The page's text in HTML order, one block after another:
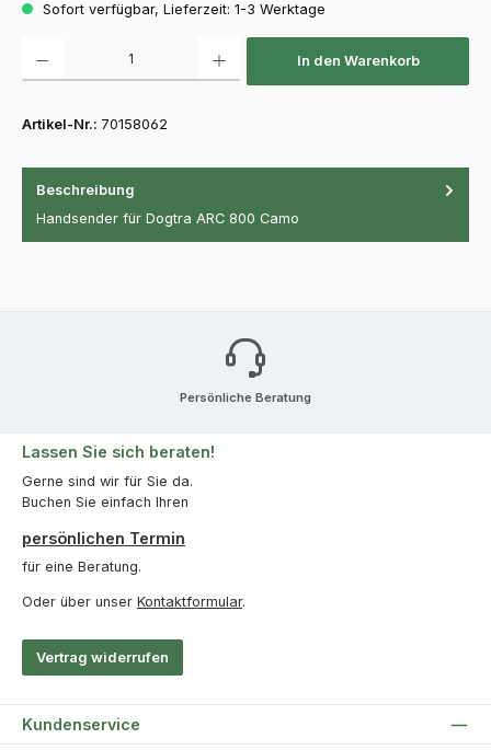
Sofort verfügbar, Lieferzeit: 1-3 Werktage
In den Warenkorb
Artikel-Nr.: 70158062
Beschreibung
Handsender für Dogtra ARC 800 Camo
Persönliche Beratung
Lassen Sie sich beraten!
Gerne sind wir für Sie da.
Buchen Sie einfach Ihren
persönlichen Termin
für eine Beratung.
Oder über unser Kontaktformular.
Vertrag widerrufen
Kundenservice